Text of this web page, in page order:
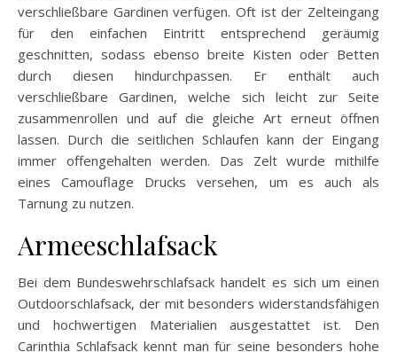
verschließbare Gardinen verfügen. Oft ist der Zelteingang
für den einfachen Eintritt entsprechend geräumig
geschnitten, sodass ebenso breite Kisten oder Betten
durch diesen hindurchpassen. Er enthält auch
verschließbare Gardinen, welche sich leicht zur Seite
zusammenrollen und auf die gleiche Art erneut öffnen
lassen. Durch die seitlichen Schlaufen kann der Eingang
immer offengehalten werden. Das Zelt wurde mithilfe
eines Camouflage Drucks versehen, um es auch als
Tarnung zu nutzen.
Armeeschlafsack
Bei dem Bundeswehrschlafsack handelt es sich um einen
Outdoorschlafsack, der mit besonders widerstandsfähigen
und hochwertigen Materialien ausgestattet ist. Den
Carinthia Schlafsack kennt man für seine besonders hohe